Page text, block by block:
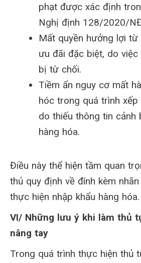
phạt được xác định
Nghị định 128/2020/
Mất quyền hưởng lợi từ
ưu đãi đặc biệt, do
bị từ chối.
Tiềm ẩn nguy cơ mất
hóc trong quá trình xếp
do thiếu thông tin cảnh
hàng hóa.
Điều này thể hiện tầm quan
thủ quy định về đính kèm
thực hiện nhập khẩu hàng hóa.
VI/ Những lưu ý khi làm thủ
nâng tay
Trong quá trình thực hiện thủ